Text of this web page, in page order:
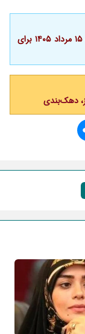
فال روزانه جذاب و سرنوشت ساز روز پنجشنبه ۱۵ مرداد ۱۴۰۵ برای